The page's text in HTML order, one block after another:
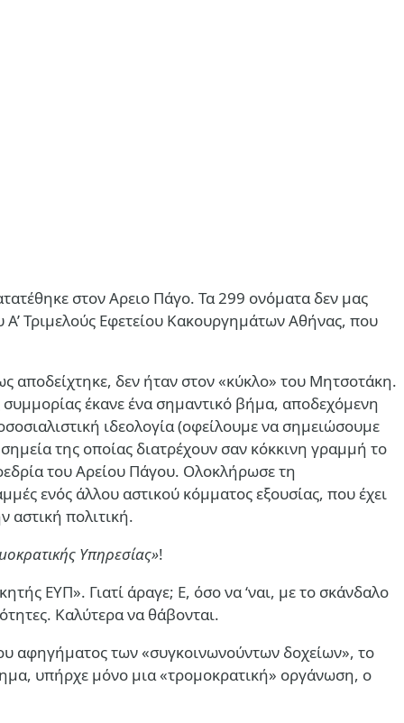
στον Αρειο Πάγο. Τα 299 ονόματα δεν μας
Τριμελούς Εφετείου Κακουργημάτων Αθήνας, που
αποδείχτηκε, δεν ήταν στον «κύκλο» του Μητσοτάκη.
συμμορίας έκανε ένα σημαντικό βήμα, αποδεχόμενη
ιδεολογία (οφείλουμε να σημειώσουμε
της οποίας διατρέχουν σαν κόκκινη γραμμή το
του Αρείου Πάγου. Ολοκλήρωσε τη
ενός άλλου αστικού κόμματος εξουσίας, που έχει
αστική πολιτική.
Υπηρεσίας»!
ΕΥΠ». Γιατί άραγε; Ε, όσο να ‘ναι, με το σκάνδαλο
Καλύτερα να θάβονται.
αφηγήματος των «συγκοινωνούντων δοχείων», το
υπήρχε μόνο μια «τρομοκρατική» οργάνωση, ο